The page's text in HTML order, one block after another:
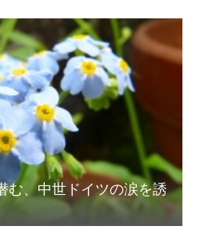
む、中世ドイツの涙を誘